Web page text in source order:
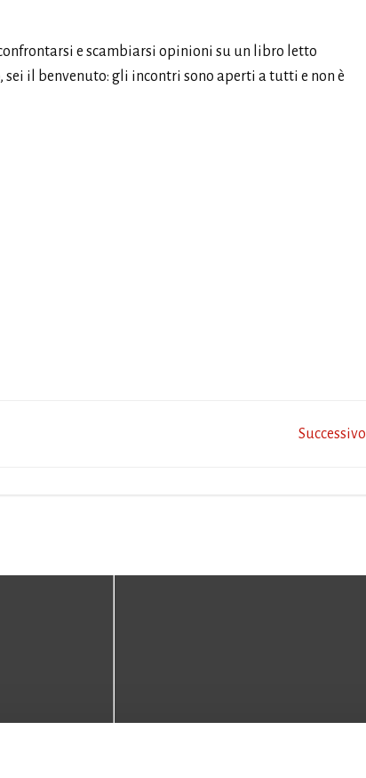
e scambiarsi opinioni su un libro letto
il benvenuto: gli incontri sono aperti a tutti e non è
Successivo